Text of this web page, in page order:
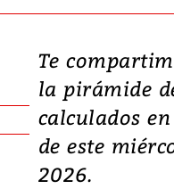
Te
la pirámide
calculados
de este
2026.